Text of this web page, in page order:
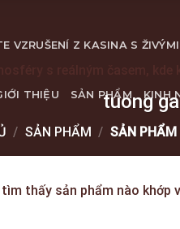
VZRUŠENÍ Z KASINA S
THIỆU SẢN PHẨM KINH
tuong
/ SẢN PHẨM / SẢN PHẨM
thấy sản phẩm nào khớp